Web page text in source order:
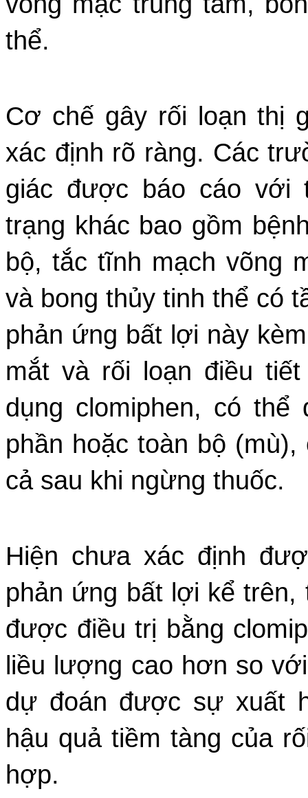
thể.
Cơ chế gây rối loạn thị
xác định rõ ràng. Các
giác được báo cáo với
trạng khác bao gồm
bộ, tắc tĩnh mạch võng
và bong thủy tinh thể có
phản ứng bất lợi này
mắt và rối loạn điều
dụng clomiphen, có
phần hoặc toàn bộ
cả sau khi ngừng thuốc.
Hiện chưa xác định
phản ứng bất lợi kể trên,
được điều trị bằng
liều lượng cao hơn so
dự đoán được sự xuất
hậu quả tiềm tàng của
hợp.